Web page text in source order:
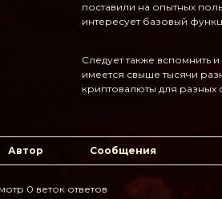
поставили на опытных
интересует базовый
Следует также вспомнить
имеется свыше тысячи
криптовалюты для разных
Автор Сообщения
0 веток ответов